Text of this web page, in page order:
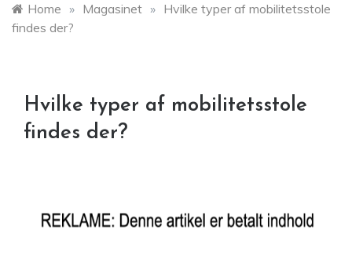
Home » Magasinet » Hvilke typer af mobilitetsstole
findes der?
Hvilke typer af mobilitetsstole
findes der?